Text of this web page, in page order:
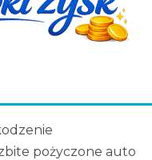
pożyczone auto